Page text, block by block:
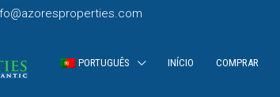
PORTUGUÊS INÍCIO COMPRAR